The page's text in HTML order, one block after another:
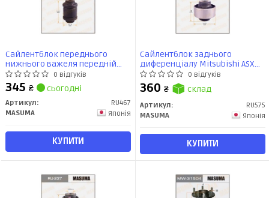
Сайлентблок переднього
нижнього важеля передній
Mitsubishi ASX (10-), Lancer (03-),
Outlander (07-) (RU-467)
MASUMA
0 відгуків
345 ₴ сьогодні
Артикул:
RU467
MASUMA
Японія
КУПИТИ
Сайлентблок заднього
диференціалу Mitsubishi ASX
(10-), Outlander (05-) (RU-575)
MASUMA
0 відгуків
360 ₴ склад
Артикул:
RU575
MASUMA
Японія
КУПИТИ